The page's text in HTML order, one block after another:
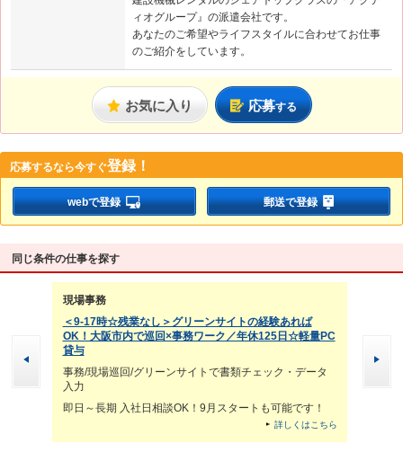
ィオグループ』の派遣会社です。
あなたのご希望やライフスタイルに合わせてお仕事
のご紹介をしています。
お気に入り 応募する
応募するなら今すぐ登録！
webで登録 郵送で登録
同じ条件の仕事を探す
現場事務
＜9-17時☆残業なし＞グリーンサイトの経験あれば
OK！大阪市内で巡回×事務ワーク／年休125日☆軽量PC
貸与
事務/現場巡回/グリーンサイトで書類チェック・データ
入力
即日～長期 入社日相談OK！9月スタートも可能です！
詳しくはこちら